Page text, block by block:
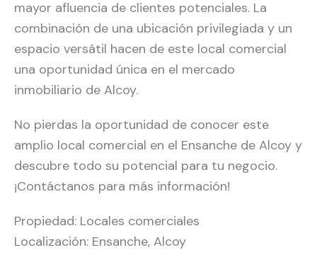
mayor afluencia de clientes potenciales. La
combinación de una ubicación privilegiada y un
espacio versátil hacen de este local comercial
una oportunidad única en el mercado
inmobiliario de Alcoy.
No pierdas la oportunidad de conocer este
amplio local comercial en el Ensanche de Alcoy y
descubre todo su potencial para tu negocio.
¡Contáctanos para más información!
Propiedad: Locales comerciales
Localización: Ensanche, Alcoy